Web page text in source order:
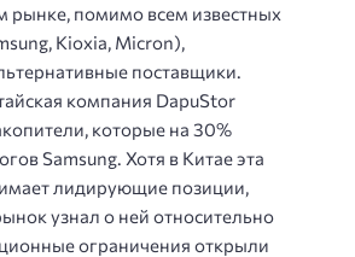
рынке, помимо всем известных
Kioxia, Micron),
поставщики.
компания DapuStor
которые на 30%
Samsung. Хотя в Китае эта
лидирующие позиции,
узнал о ней относительно
ограничения открыли